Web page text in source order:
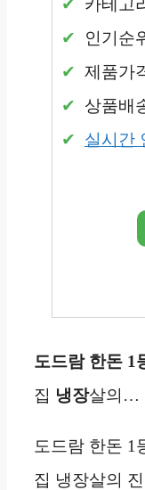
카테고
인기순
제품가
상품배
실시간
도드람 한돈 1
집 냉장살의…
도드람 한돈 1
집 냉장살의